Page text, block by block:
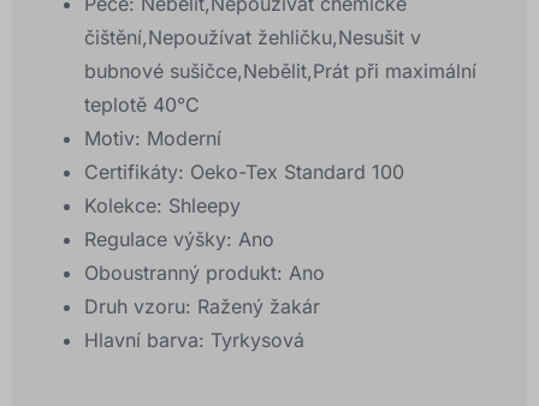
čištění,Nepoužívat žehličku,Nesušit v
bubnové sušičce,Nebělit,Prát při maximální
teplotě 40°C
Motiv: Moderní
Certifikáty: Oeko-Tex Standard 100
Kolekce: Shleepy
Regulace výšky: Ano
Oboustranný produkt: Ano
Druh vzoru: Ražený žakár
Hlavní barva: Tyrkysová